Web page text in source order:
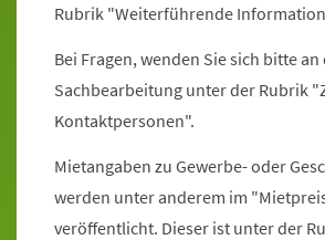
Rubrik "Weiterführende
Bei Fragen, wenden Sie sich bitte
Sachbearbeitung unter der Rubrik
Kontaktpersonen".
Mietangaben zu Gewerbe- oder
werden unter anderem im
veröffentlicht. Dieser ist unter der